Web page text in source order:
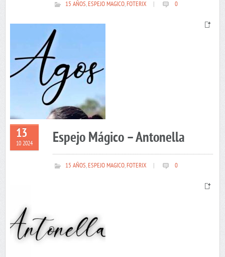
15 AÑOS,ESPEJO MAGICO,FOTERIX 0
13
10 2024 Espejo Mágico – Antonella
15 AÑOS,ESPEJO MAGICO,FOTERIX 0